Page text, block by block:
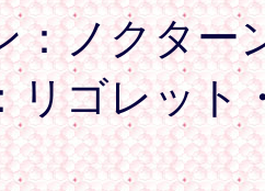
ノクター
ゴレット